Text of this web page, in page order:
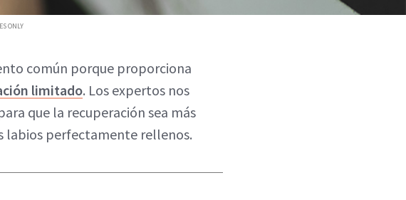
ONLY
común porque proporciona
limitado. Los expertos nos
que la recuperación sea más
labios perfectamente rellenos.